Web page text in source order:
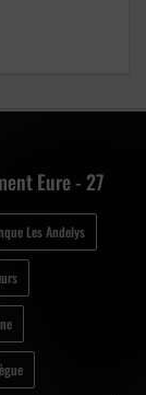
Eure - 27
Les Andelys